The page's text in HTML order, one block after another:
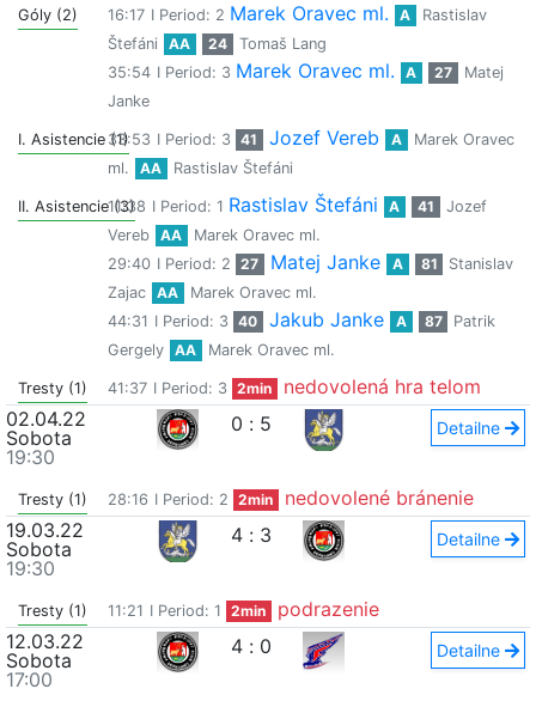
Góly (2) 16:17 I Period: 2 Marek Oravec ml. A
Rastislav
Štefáni
AA 24
Tomaš Lang
35:54 I Period: 3 Marek Oravec ml. A 27
Matej
Janke
I. Asistencie (1)33:53 I Period: 3 41 Jozef Vereb A
Marek Oravec
ml.
AA Rastislav Štefáni
II. Asistencie (3)
11:38 I Period: 1 Rastislav Štefáni A 41
Jozef
Vereb
AA
Marek Oravec ml.
29:40 I Period: 2 27 Matej Janke A 81
Stanislav
Zajac
AA
Marek Oravec ml.
44:31 I Period: 3 40 Jakub Janke A 87
Patrik
Gergely
AA Marek Oravec ml.
Tresty (1) 41:37 I Period: 3 2min
nedovolená hra telom
02.04.22
Sobota
19:30
0 : 5 Detailne
Tresty (1) 28:16 I Period: 2 2min
nedovolené bránenie
19.03.22
Sobota
19:30
4 : 3 Detailne
Tresty (1) 11:21 I Period: 1 2min
podrazenie
12.03.22
Sobota
17:00
4 : 0 Detailne